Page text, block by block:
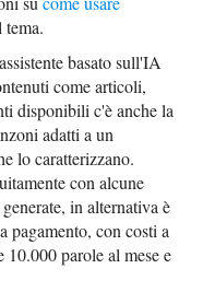
basato sull'IA
come articoli,
disponibili c'è anche la
adatti a un
lo caratterizzano.
con alcune
in alternativa è
pagamento, con costi a
10.000 parole al mese e